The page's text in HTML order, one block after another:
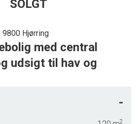
SOLGT
9800 Hjørring
med central
udsigt til hav og
ved butikker af høj kvalitet, stort
arbejdende kunstnere og
med åbne værksteder, gallerier,
-
2